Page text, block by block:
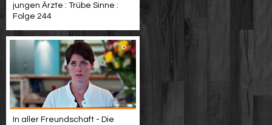
jungen Ärzte : Trübe Sinne :
Folge 244
In aller Freundschaft - Die